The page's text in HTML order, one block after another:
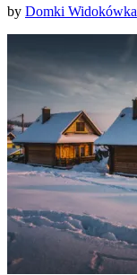
by Domki Widokówka